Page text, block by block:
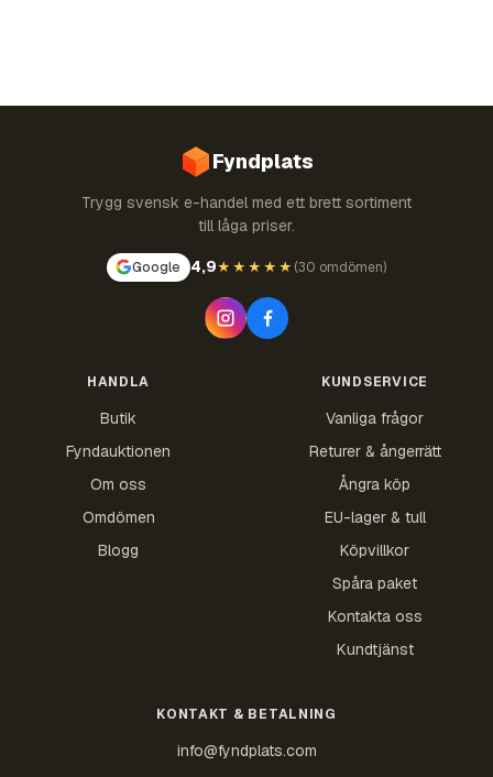
Fyndplats
Trygg svensk e-handel med ett brett sortiment
till låga priser.
Google 4,9★★★★★ (30 omdömen)
HANDLA
Butik
Fyndauktionen
Om oss
Omdömen
Blogg
KUNDSERVICE
Vanliga frågor
Returer & ångerrätt
Ångra köp
EU-lager & tull
Köpvillkor
Spåra paket
Kontakta oss
Kundtjänst
KONTAKT & BETALNING
info@fyndplats.com